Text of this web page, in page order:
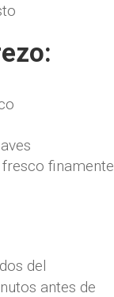
finamente
del
antes de